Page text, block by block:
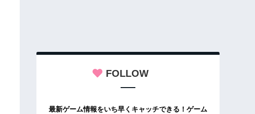
FOLLOW
最新ゲーム情報をいち早くキャッチできる！ゲーム